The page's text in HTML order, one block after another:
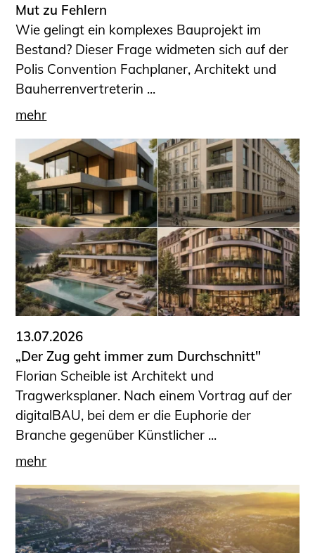
Mut zu Fehlern
Wie gelingt ein komplexes Bauprojekt im
Bestand? Dieser Frage widmeten sich auf der
Polis Convention Fachplaner, Architekt und
Bauherrenvertreterin ...
mehr
13.07.2026
„Der Zug geht immer zum Durchschnitt"
Florian Scheible ist Architekt und
Tragwerksplaner. Nach einem Vortrag auf der
digitalBAU, bei dem er die Euphorie der
Branche gegenüber Künstlicher ...
mehr